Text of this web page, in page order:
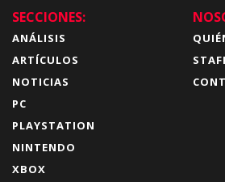
SECCIONES:
ANÁLISIS
ARTÍCULOS
NOTICIAS
PC
PLAYSTATION
NINTENDO
XBOX